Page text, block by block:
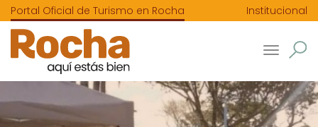
Portal Oficial de Turismo en Rocha Institucional
Toggle